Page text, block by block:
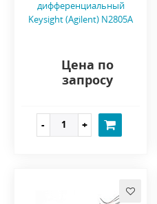
дифференциальный
Keysight (Agilent) N2805A
Цена по
запросу